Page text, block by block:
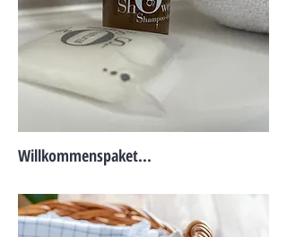
Willkommenspaket...